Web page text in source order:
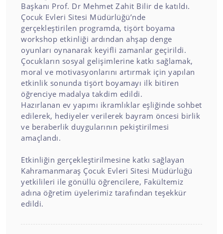
Başkanı Prof. Dr Mehmet Zahit Bilir de katıldı.
Çocuk Evleri Sitesi Müdürlüğü’nde
gerçekleştirilen programda, tişört boyama
workshop etkinliği ardından ahşap denge
oyunları oynanarak keyifli zamanlar geçirildi.
Çocukların sosyal gelişimlerine katkı sağlamak,
moral ve motivasyonlarını artırmak için yapılan
etkinlik sonunda tişört boyamayı ilk bitiren
öğrenciye madalya takdim edildi.
Hazırlanan ev yapımı ikramlıklar eşliğinde sohbet
edilerek, hediyeler verilerek bayram öncesi birlik
ve beraberlik duygularının pekiştirilmesi
amaçlandı.
Etkinliğin gerçekleştirilmesine katkı sağlayan
Kahramanmaraş Çocuk Evleri Sitesi Müdürlüğü
yetkilileri ile gönüllü öğrencilere, Fakültemiz
adına öğretim üyelerimiz tarafından teşekkür
edildi.